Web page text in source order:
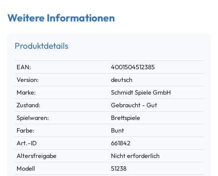
Weitere Informationen
Produktdetails
Technisches
Merkmal
Wert
EAN:
4001504512385
Version:
deutsch
Marke:
Schmidt Spiele GmbH
Zustand:
Gebraucht - Gut
Spielwaren:
Brettspiele
Farbe:
Bunt
Technisches
Merkmal
Wert
Art.-ID
661842
Altersfreigabe
Nicht erforderlich
Modell
51238